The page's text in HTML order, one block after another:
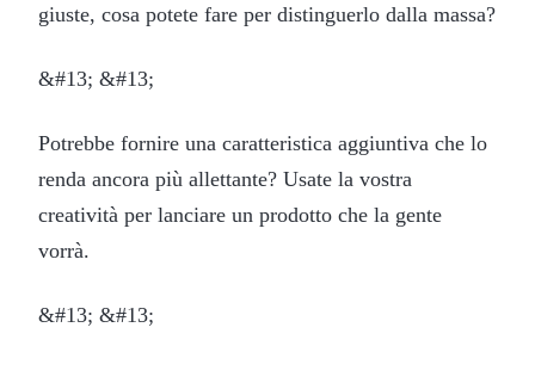
giuste, cosa potete fare per distinguerlo dalla massa?
&#13; &#13;
Potrebbe fornire una caratteristica aggiuntiva che lo
renda ancora più allettante? Usate la vostra
creatività per lanciare un prodotto che la gente
vorrà.
&#13; &#13;